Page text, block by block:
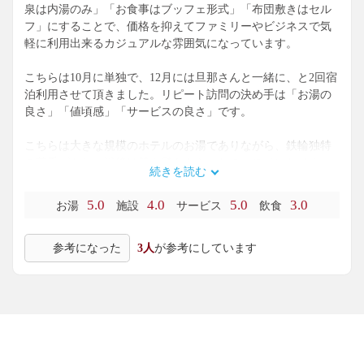
泉は内湯のみ」「お食事はブッフェ形式」「布団敷きはセル
フ」にすることで、価格を抑えてファミリーやビジネスで気
軽に利用出来るカジュアルな雰囲気になっています。
こちらは10月に単独で、12月には旦那さんと一緒に、と2回宿
泊利用させて頂きました。リピート訪問の決め手は「お湯の
良さ」「値頃感」「サービスの良さ」です。
こちらは大きな規模のホテルのお湯でありながら、鉄輪独特
の芳香があり、浴後は肌も髪もさらっとスベスベになりま
10月に泊まった時は10箇所以上の共同湯を回るという目標を
立てての別府訪問だったのですが、到着直後に大浴場を利用
して湯の良さに驚き、真剣に「今日はゆっくりここのお風呂
に入ろうか？」と悩んだほどでした。
12月は連湯嫌いの旦那さんと一緒だったので、必然的にこち
続きを読む
お湯 5.0 施設 4.0 サービス 5.0 飲食 3.0
参考になった 3人が参考にしています